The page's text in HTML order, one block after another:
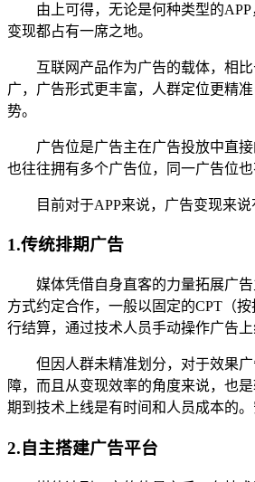
由上可得，无论是何种类型的
变现都占有一席之地。
互联网产品作为广告的载体，相
广，广告形式更丰富，人群定位更精
势。
广告位是广告主在广告投放中直
也往往拥有多个广告位，同一广告位也
目前对于APP来说，广告变现来说
1.传统排期广告
媒体凭借自身直客的力量拓展广
方式约定合作，一般以固定的CPT（
行结算，通过技术人员手动操作广告上
但因人群未精准划分，对于效果
障，而且从变现效率的角度来说，也
期到技术上线是有时间和人员成本的
2.自主搭建广告平台